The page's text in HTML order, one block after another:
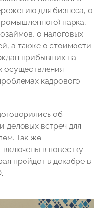
для бизнеса, о
парка,
о налоговых
а также о стоимости
прибывших на
осуществления
кадрового
об
деловых встреч для
Так же
в повестку
пройдет в декабре в